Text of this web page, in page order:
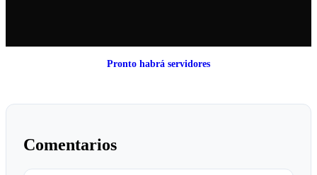
Pronto habrá servidores
Comentarios